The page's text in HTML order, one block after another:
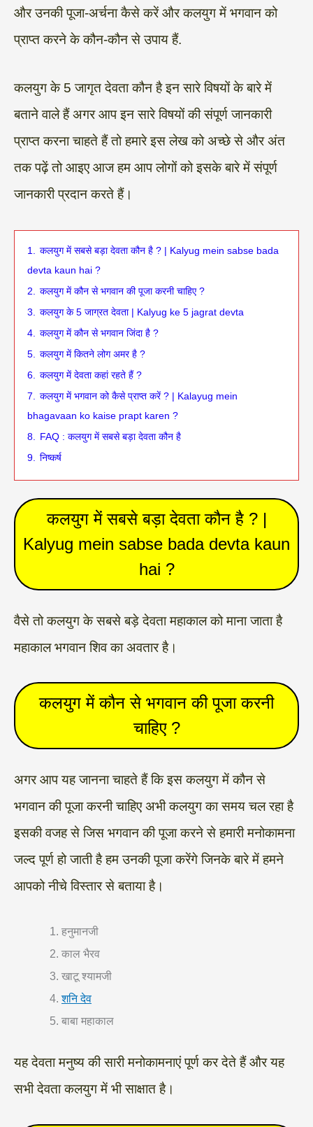
और उनकी पूजा-अर्चना कैसे करें और कलयुग में भगवान को
प्राप्त करने के कौन-कौन से उपाय हैं.
कलयुग के 5 जागृत देवता कौन है इन सारे विषयों के बारे में
बताने वाले हैं अगर आप इन सारे विषयों की संपूर्ण जानकारी
प्राप्त करना चाहते हैं तो हमारे इस लेख को अच्छे से और अंत
तक पढ़ें तो आइए आज हम आप लोगों को इसके बारे में संपूर्ण
जानकारी प्रदान करते हैं।
1.
कलयुग में सबसे बड़ा देवता कौन है ? | Kalyug mein sabse bada
devta kaun hai ?
2.
कलयुग में कौन से भगवान की पूजा करनी चाहिए ?
3.
कलयुग के 5 जाग्रत देवता | Kalyug ke 5 jagrat devta
4.
कलयुग में कौन से भगवान जिंदा है ?
5.
कलयुग में कितने लोग अमर है ?
6.
कलयुग में देवता कहां रहते हैं ?
7.
कलयुग में भगवान को कैसे प्राप्त करें ? | Kalayug mein
bhagavaan ko kaise prapt karen ?
8.
FAQ : कलयुग में सबसे बड़ा देवता कौन है
9.
निष्कर्ष
कलयुग में सबसे बड़ा देवता कौन है ? |
Kalyug mein sabse bada devta kaun
hai ?
वैसे तो कलयुग के सबसे बड़े देवता महाकाल को माना जाता है
महाकाल भगवान शिव का अवतार है।
कलयुग में कौन से भगवान की पूजा करनी
चाहिए ?
अगर आप यह जानना चाहते हैं कि इस कलयुग में कौन से
भगवान की पूजा करनी चाहिए अभी कलयुग का समय चल रहा है
इसकी वजह से जिस भगवान की पूजा करने से हमारी मनोकामना
जल्द पूर्ण हो जाती है हम उनकी पूजा करेंगे जिनके बारे में हमने
आपको नीचे विस्तार से बताया है।
हनुमानजी
काल भैरव
खाटू श्यामजी
शनि देव
बाबा महाकाल
यह देवता मनुष्य की सारी मनोकामनाएं पूर्ण कर देते हैं और यह
सभी देवता कलयुग में भी साक्षात है।